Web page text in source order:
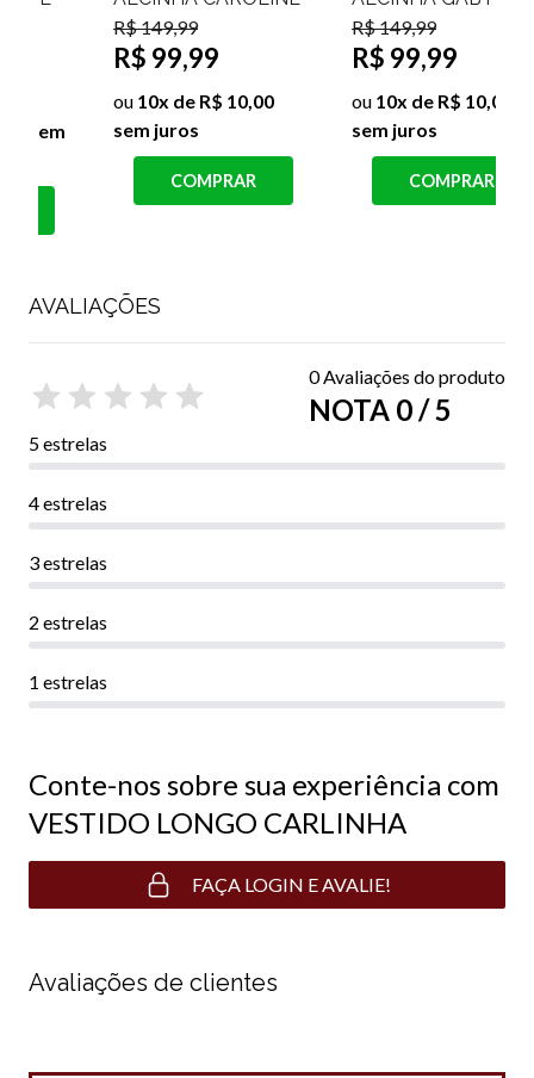
R$ 149,99
R$ 99,99
10x de R$ 10,00
sem juros
COMPRAR
R$ 149,99
R$ 99,99
10x de R$ 10,00
sem juros
COMPRAR
AVALIAÇÕES
0 Avaliações do produto
NOTA 0 / 5
5 estrelas
4 estrelas
3 estrelas
2 estrelas
1 estrelas
Conte-nos sobre sua experiência com
VESTIDO LONGO CARLINHA
FAÇA LOGIN E AVALIE!
Avaliações de clientes